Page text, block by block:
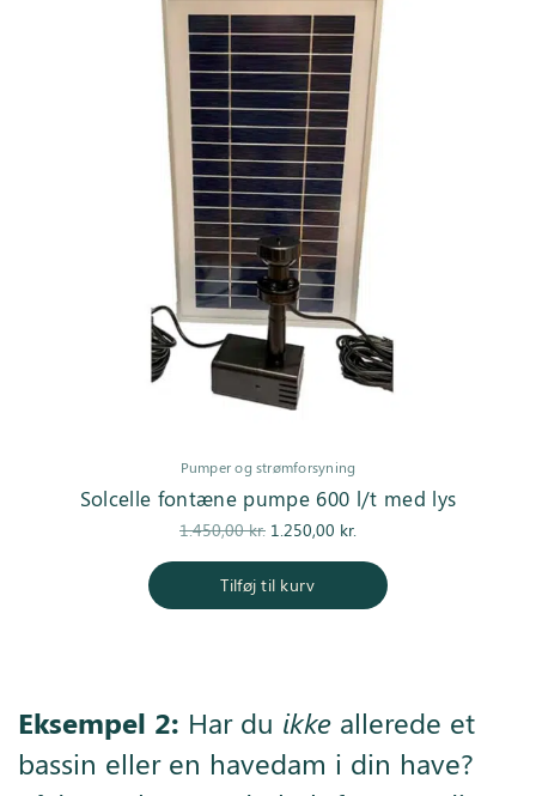
Pumper og strømforsyning
Solcelle fontæne pumpe 600 l/t med lys
1.450,00kr.
Den
oprindelige
pris var:
1.450,00 kr..
1.250,00 kr.
aktuelle pris
1.250,00 kr..
Tilføj til kurv
Eksempel 2: Har du ikke allerede et
bassin eller en havedam i din have?